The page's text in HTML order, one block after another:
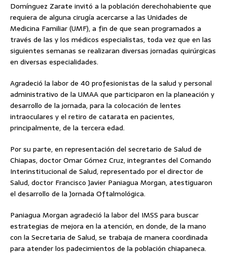
Domínguez Zarate invitó a la población derechohabiente que
requiera de alguna cirugía acercarse a las Unidades de
Medicina Familiar (UMF), a fin de que sean programados a
través de las y los médicos especialistas, toda vez que en las
siguientes semanas se realizaran diversas jornadas quirúrgicas
en diversas especialidades.
Agradeció la labor de 40 profesionistas de la salud y personal
administrativo de la UMAA que participaron en la planeación y
desarrollo de la jornada, para la colocación de lentes
intraoculares y el retiro de catarata en pacientes,
principalmente, de la tercera edad.
Por su parte, en representación del secretario de Salud de
Chiapas, doctor Omar Gómez Cruz, integrantes del Comando
Interinstitucional de Salud, representado por el director de
Salud, doctor Francisco Javier Paniagua Morgan, atestiguaron
el desarrollo de la Jornada Oftalmológica.
Paniagua Morgan agradeció la labor del IMSS para buscar
estrategias de mejora en la atención, en donde, de la mano
con la Secretaria de Salud, se trabaja de manera coordinada
para atender los padecimientos de la población chiapaneca.